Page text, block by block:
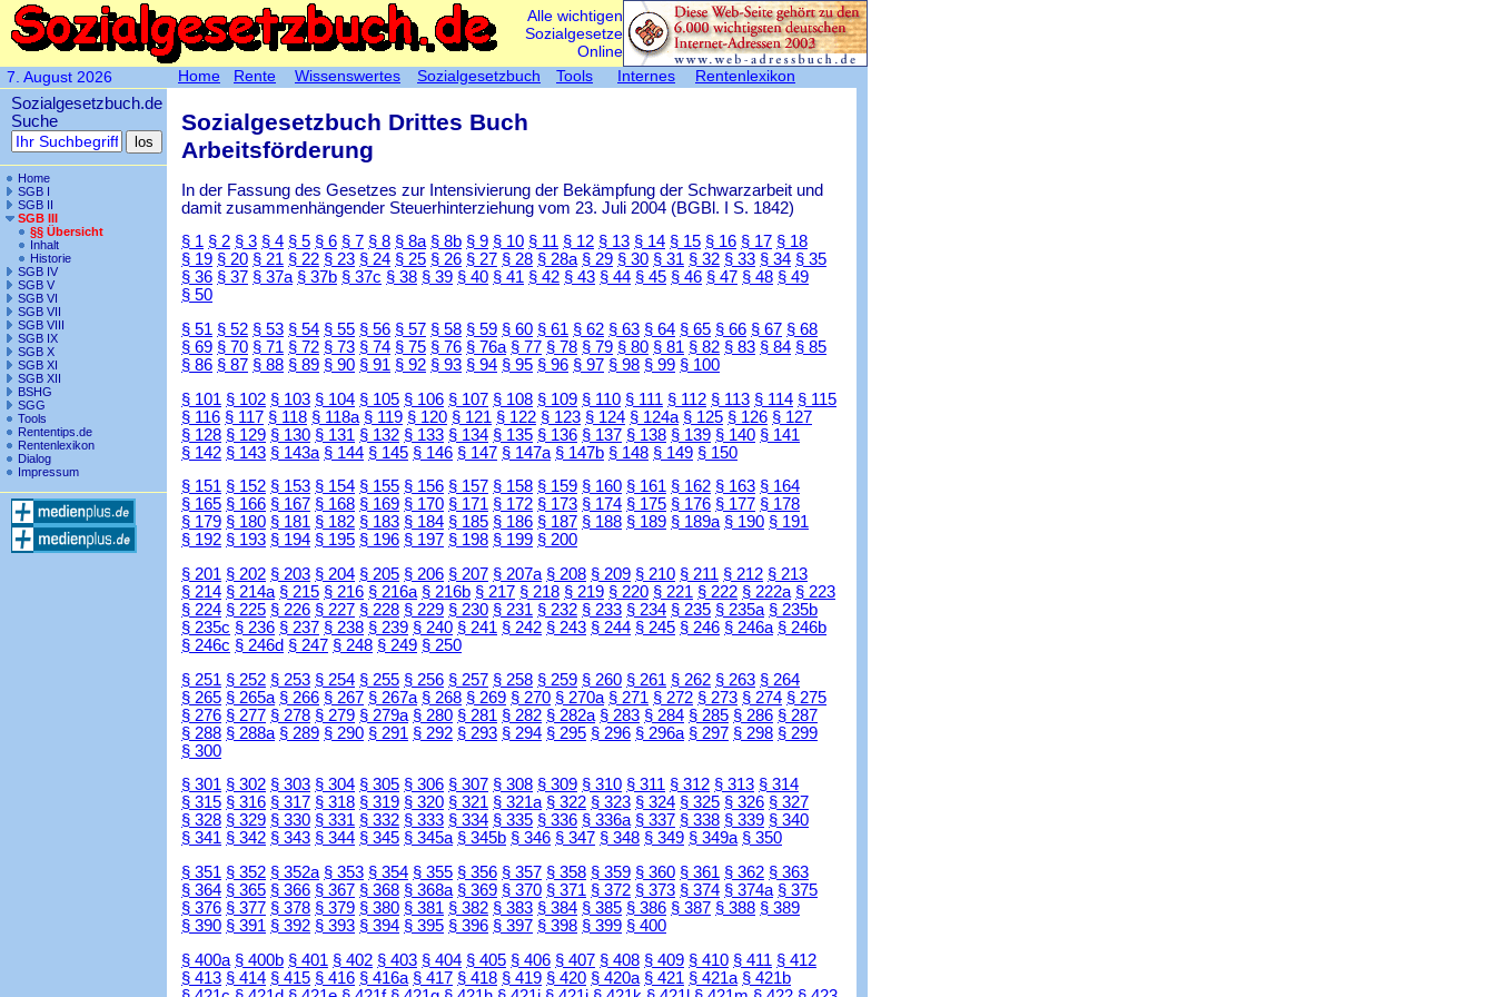
Alle wichtigen
Sozialgesetze
Online
7. August 2026
Sozialgesetzbuch.de
Suche
Home
SGB I
SGB II
SGB III
§§ Übersicht
Inhalt
Historie
SGB IV
SGB V
SGB VI
SGB VII
SGB VIII
SGB IX
SGB X
SGB XI
SGB XII
BSHG
SGG
Tools
Rententips.de
Rentenlexikon
Dialog
Impressum
Sozialgesetzbuch Drittes Buch
Arbeitsförderung
In der Fassung des Gesetzes zur Intensivierung der Bekämpfung der Schwarzarbeit und
damit zusammenhängender Steuerhinterziehung vom 23. Juli 2004 (BGBl. I S. 1842)
§ 1 § 2 § 3 § 4 § 5 § 6 § 7 § 8 § 8a § 8b § 9 § 10 § 11 § 12 § 13 § 14 § 15 § 16 § 17 § 18
§ 19 § 20 § 21 § 22 § 23 § 24 § 25 § 26 § 27 § 28 § 28a § 29 § 30 § 31 § 32 § 33 § 34 § 35
§ 36 § 37 § 37a § 37b § 37c § 38 § 39 § 40 § 41 § 42 § 43 § 44 § 45 § 46 § 47 § 48 § 49
§ 50
§ 51 § 52 § 53 § 54 § 55 § 56 § 57 § 58 § 59 § 60 § 61 § 62 § 63 § 64 § 65 § 66 § 67 § 68
§ 69 § 70 § 71 § 72 § 73 § 74 § 75 § 76 § 76a § 77 § 78 § 79 § 80 § 81 § 82 § 83 § 84 § 85
§ 86 § 87 § 88 § 89 § 90 § 91 § 92 § 93 § 94 § 95 § 96 § 97 § 98 § 99 § 100
§ 101 § 102 § 103 § 104 § 105 § 106 § 107 § 108 § 109 § 110 § 111 § 112 § 113 § 114 § 115
§ 116 § 117 § 118 § 118a § 119 § 120 § 121 § 122 § 123 § 124 § 124a § 125 § 126 § 127
§ 128 § 129 § 130 § 131 § 132 § 133 § 134 § 135 § 136 § 137 § 138 § 139 § 140 § 141
§ 142 § 143 § 143a § 144 § 145 § 146 § 147 § 147a § 147b § 148 § 149 § 150
§ 151 § 152 § 153 § 154 § 155 § 156 § 157 § 158 § 159 § 160 § 161 § 162 § 163 § 164
§ 165 § 166 § 167 § 168 § 169 § 170 § 171 § 172 § 173 § 174 § 175 § 176 § 177 § 178
§ 179 § 180 § 181 § 182 § 183 § 184 § 185 § 186 § 187 § 188 § 189 § 189a § 190 § 191
§ 192 § 193 § 194 § 195 § 196 § 197 § 198 § 199 § 200
§ 201 § 202 § 203 § 204 § 205 § 206 § 207 § 207a § 208 § 209 § 210 § 211 § 212 § 213
§ 214 § 214a § 215 § 216 § 216a § 216b § 217 § 218 § 219 § 220 § 221 § 222 § 222a § 223
§ 224 § 225 § 226 § 227 § 228 § 229 § 230 § 231 § 232 § 233 § 234 § 235 § 235a § 235b
§ 235c § 236 § 237 § 238 § 239 § 240 § 241 § 242 § 243 § 244 § 245 § 246 § 246a § 246b
§ 246c § 246d § 247 § 248 § 249 § 250
§ 251 § 252 § 253 § 254 § 255 § 256 § 257 § 258 § 259 § 260 § 261 § 262 § 263 § 264
§ 265 § 265a § 266 § 267 § 267a § 268 § 269 § 270 § 270a § 271 § 272 § 273 § 274 § 275
§ 276 § 277 § 278 § 279 § 279a § 280 § 281 § 282 § 282a § 283 § 284 § 285 § 286 § 287
§ 288 § 288a § 289 § 290 § 291 § 292 § 293 § 294 § 295 § 296 § 296a § 297 § 298 § 299
§ 300
§ 301 § 302 § 303 § 304 § 305 § 306 § 307 § 308 § 309 § 310 § 311 § 312 § 313 § 314
§ 315 § 316 § 317 § 318 § 319 § 320 § 321 § 321a § 322 § 323 § 324 § 325 § 326 § 327
§ 328 § 329 § 330 § 331 § 332 § 333 § 334 § 335 § 336 § 336a § 337 § 338 § 339 § 340
§ 341 § 342 § 343 § 344 § 345 § 345a § 345b § 346 § 347 § 348 § 349 § 349a § 350
§ 351 § 352 § 352a § 353 § 354 § 355 § 356 § 357 § 358 § 359 § 360 § 361 § 362 § 363
§ 364 § 365 § 366 § 367 § 368 § 368a § 369 § 370 § 371 § 372 § 373 § 374 § 374a § 375
§ 376 § 377 § 378 § 379 § 380 § 381 § 382 § 383 § 384 § 385 § 386 § 387 § 388 § 389
§ 390 § 391 § 392 § 393 § 394 § 395 § 396 § 397 § 398 § 399 § 400
§ 400a § 400b § 401 § 402 § 403 § 404 § 405 § 406 § 407 § 408 § 409 § 410 § 411 § 412
§ 413 § 414 § 415 § 416 § 416a § 417 § 418 § 419 § 420 § 420a § 421 § 421a § 421b
Home Rente Wissenswertes Sozialgesetzbuch Tools Internes Rentenlexikon